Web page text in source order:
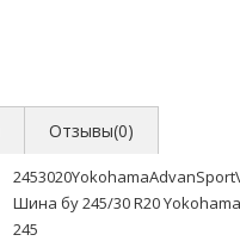
Отзывы(0)
Шина бу 245/30 R20
245